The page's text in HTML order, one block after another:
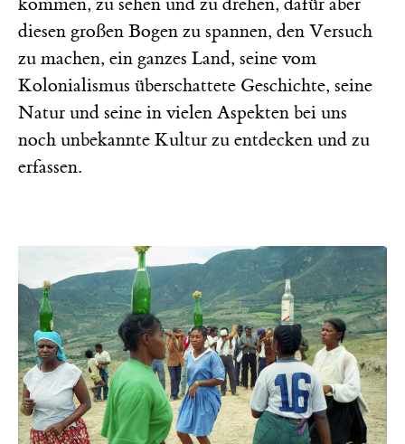
diesen großen Bogen zu spannen, den Versuch
zu machen, ein ganzes Land, seine vom
Kolonialismus überschattete Geschichte, seine
Natur und seine in vielen Aspekten bei uns
noch unbekannte Kultur zu entdecken und zu
erfassen.